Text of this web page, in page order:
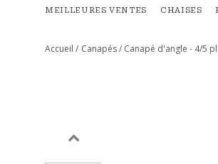
MEILLEURES VENTES CHAISES
Accueil / Canapés / Canapé d'angle - 4/5